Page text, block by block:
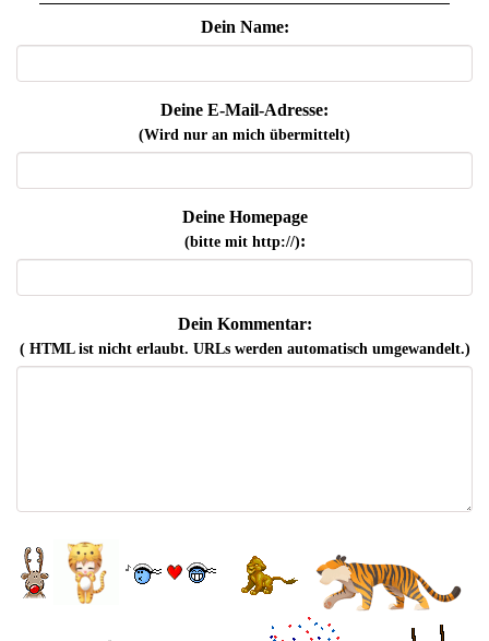
Dein Name:
Deine E-Mail-Adresse:
(Wird nur an mich übermittelt)
Deine Homepage
(bitte mit http://):
Dein Kommentar:
( HTML ist nichterlaubt. URLs werden automatisch umgewandelt.)